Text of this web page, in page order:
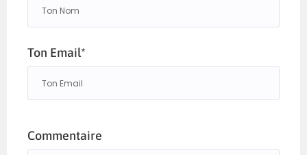
Neo CrossFit
63500 Issoire (Puy-de-Dôme)
Ton Email*
Commentaire